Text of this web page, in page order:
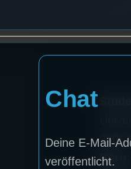
Büro:
Chat
Deine E-Mail-
veröffentlicht.